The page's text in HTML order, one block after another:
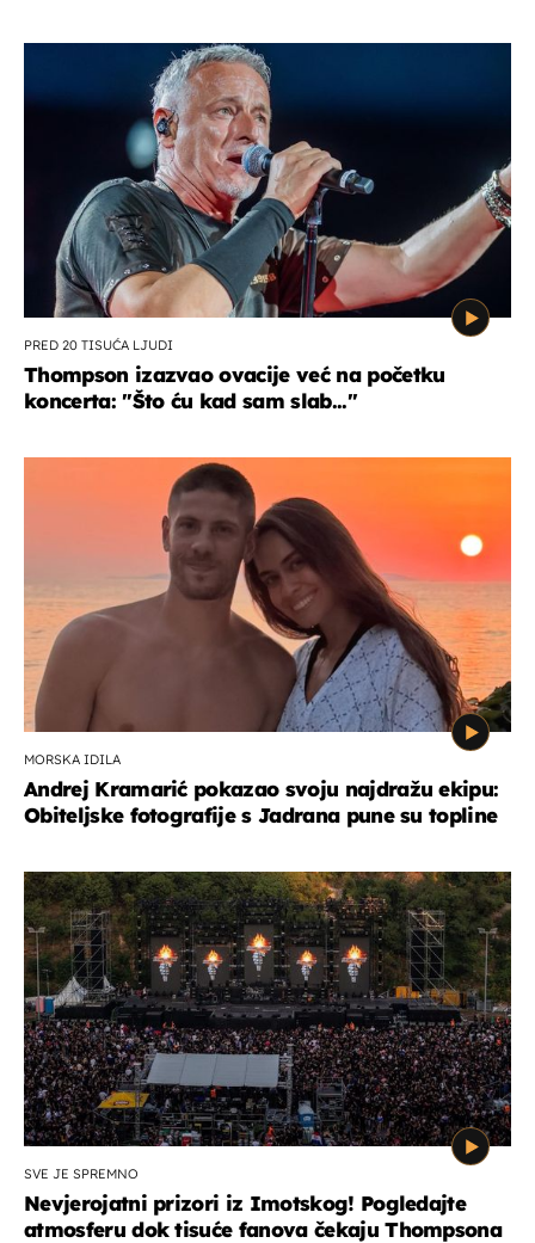
PRED 20 TISUĆA LJUDI
Thompson izazvao ovacije već na početku
koncerta: "Što ću kad sam slab..."
MORSKA IDILA
Andrej Kramarić pokazao svoju najdražu ekipu:
Obiteljske fotografije s Jadrana pune su topline
SVE JE SPREMNO
Nevjerojatni prizori iz Imotskog! Pogledajte
atmosferu dok tisuće fanova čekaju Thompsona